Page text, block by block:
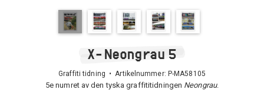
X-Neongrau 5
Graffiti tidning • Artikelnummer: P-MA58105
5e numret av den tyska graffititidningen Neongrau.